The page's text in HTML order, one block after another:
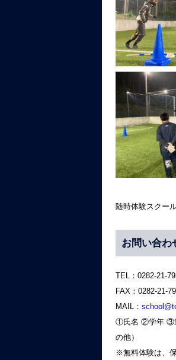
随時体験スクー
お問い合わ
TEL：0282-21-
FAX：0282-21-
MAIL：
①氏名 ②学年 ③
の他）
※無料体験は、